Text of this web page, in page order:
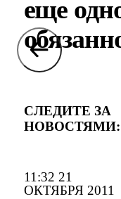
11:32 21
ОКТЯБРЯ 2011
еще
СЛЕДИТЕ ЗА
НОВОСТЯМИ: